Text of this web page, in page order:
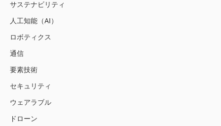
サステナビリティ
人工知能（AI）
ロボティクス
通信
要素技術
セキュリティ
ウェアラブル
ドローン